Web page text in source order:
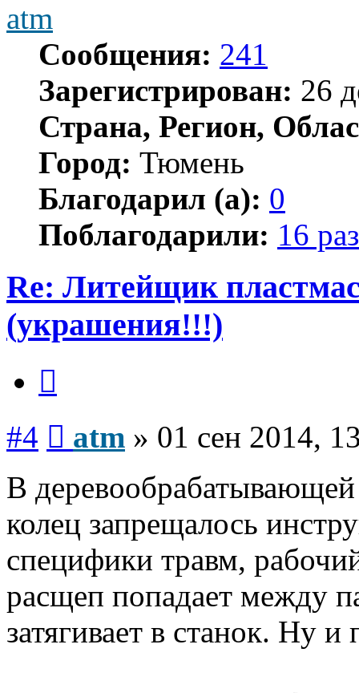
atm
Сообщения: 241
Зарегистрирован: 26
Страна, Регион,
Город: Тюмень
Благодарил (а): 0
Поблагодарили: 16 раз
Re: Литейщик
(украшения!!!)
#4 atm » 01 сен 2014,
В
колец запрещалось
специфики травм,
расщеп попадает между
затягивает в станок. Ну